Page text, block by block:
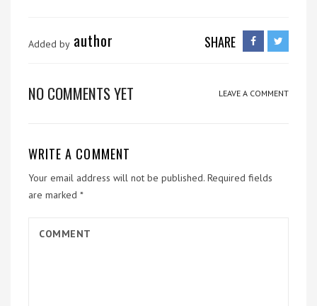
Added by author SHARE
NO COMMENTS YET LEAVE A COMMENT
WRITE A COMMENT
Your email address will not be published. Required fields
are marked *